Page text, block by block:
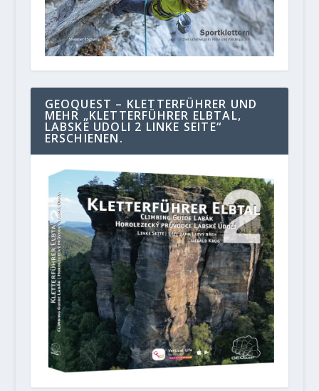
GEOQUEST – KLETTERFÜHRER UND
MEHR „KLETTERFÜHRER ELBTAL,
LABSKE UDOLI 2 LINKE SEITE“
ERSCHIENEN.